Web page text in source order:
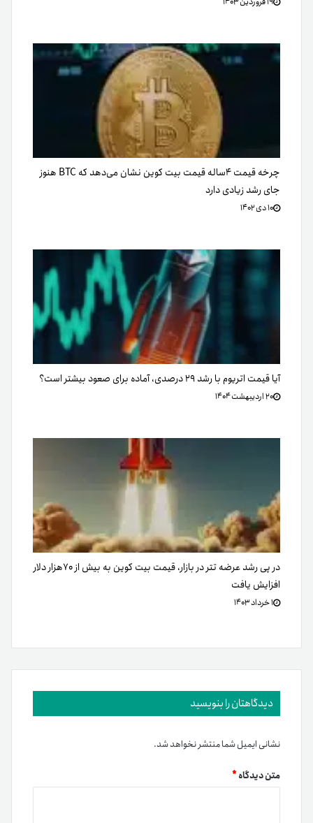
چرخه قیمت ۴ساله قیمت بیت کوین نشان می‌دهد که BTC هنوز
جای رشد زیادی دارد
۱۰ دی ۱۴۰۲
آیا قیمت اتریوم با رشد ۲۹ درصدی، آماده برای صعود بیشتر است؟
۲۰ اردیبهشت ۱۴۰۴
در پی رشد عرضه تتر در بازار، قیمت بیت کوین به بیش از ۷۰هزار دلار
افزایش یافت
۱ خرداد ۱۴۰۳
دیدگاهتان را بنویسید
نشانی ایمیل شما منتشر نخواهد شد.
متن دیدگاه*